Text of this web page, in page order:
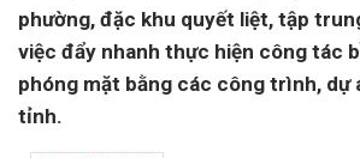
phường, đặc khu quyết liệt, tập
việc đẩy nhanh thực hiện công tác
phóng mặt bằng các công trình, dự
tỉnh.